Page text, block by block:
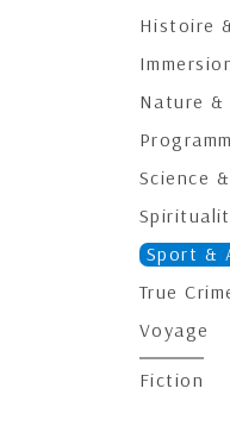
Histoire
Nature &
Science
Sport &
True
Voyage
Fiction